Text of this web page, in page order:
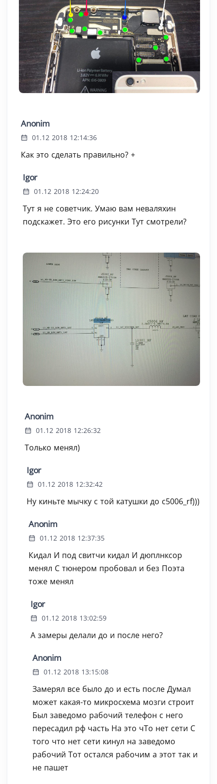
Anonim
01.12 2018 12:14:36
Как это сделать правильно? +
Igor
01.12 2018 12:24:20
Тут я не советчик. Умаю вам неваляхин
подскажет. Это его рисунки Тут смотрели?
Anonim
01.12 2018 12:26:32
Только менял)
Igor
01.12 2018 12:32:42
Ну киньте мычку с той катушки до с5006_rf)))
Anonim
01.12 2018 12:37:35
Кидал И под свитчи кидал И дюплнксор
менял С тюнером пробовал и без Поэта
тоже менял
Igor
01.12 2018 13:02:59
А замеры делали до и после него?
Anonim
01.12 2018 13:15:08
Замерял все было до и есть после Думал
может какая-то микросхема мозги строит
Был заведомо рабочий телефон с него
пересадил рф часть На это чТо нет сети С
того что нет сети кинул на заведомо
рабочий Тот остался рабочим а этот так и
не пашет